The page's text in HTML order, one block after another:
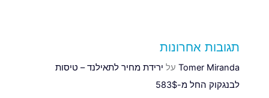
תגובות אחרונות
Tomer Miranda על ירידת מחיר לתאילנד – טיסות
לבנגקוק החל מ-583$